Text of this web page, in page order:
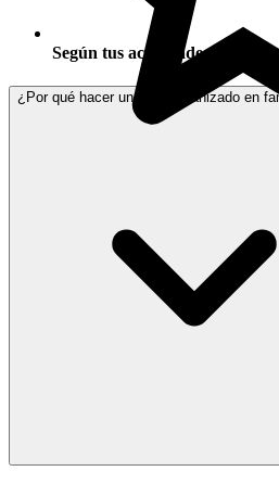
Según tus actividades
¿Por qué hacer un viaje organizado en